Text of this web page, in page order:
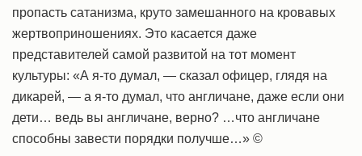
пропасть сатанизма, круто замешанного на кровавых
жертвоприношениях. Это касается даже
представителей самой развитой на тот момент
культуры: «А я-то думал, — сказал офицер, глядя на
дикарей, — а я-то думал, что англичане, даже если они
дети… ведь вы англичане, верно? …что англичане
способны завести порядки получше…» ©